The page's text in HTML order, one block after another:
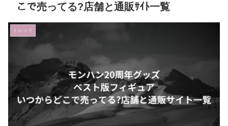
こで売ってる?店舗と通販ｻｲﾄ一覧
トレンド